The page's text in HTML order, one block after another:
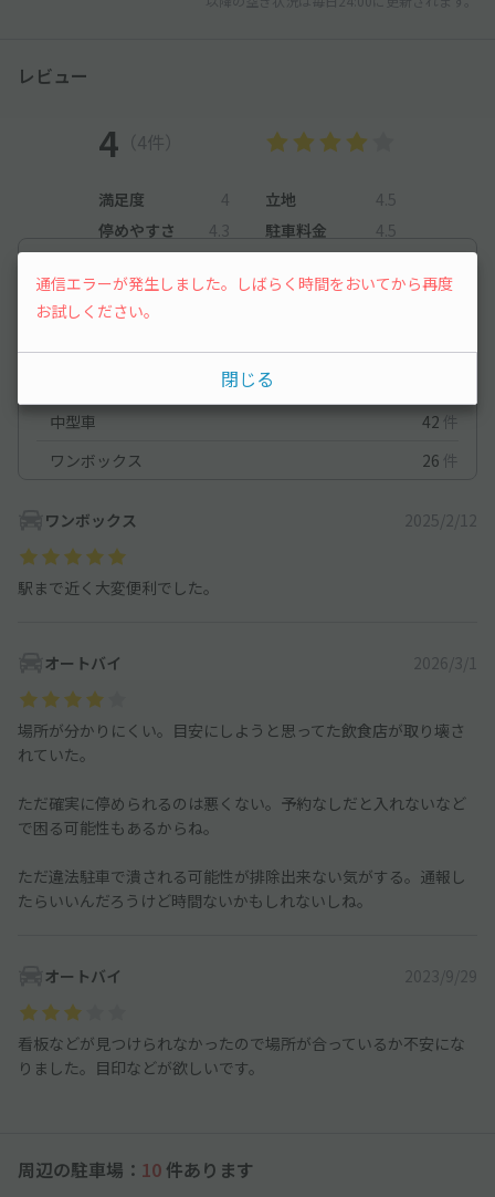
レビュー
4 （4件）
満足度 4 立地
4.5
停めやすさ
4.3 駐車料金
4.5
オートバイ
中型車
42 件
ワンボックス
26 件
ワンボックス 2025/2/12
駅まで近く大変便利でした。
オートバイ 2026/3/1
場所が分かりにくい。目安にしようと思ってた飲食店が取り壊さ
れていた。
ただ確実に停められるのは悪くない。予約なしだと入れないなど
で困る可能性もあるからね。
ただ違法駐車で潰される可能性が排除出来ない気がする。通報し
たらいいんだろうけど時間ないかもしれないしね。
オートバイ 2023/9/29
看板などが見つけられなかったので場所が合っているか不安にな
りました。目印などが欲しいです。
周辺の駐車場： 10 件あります
通信エラーが発生しました。しばらく時間をおいてから再度
お試しください。
閉じる